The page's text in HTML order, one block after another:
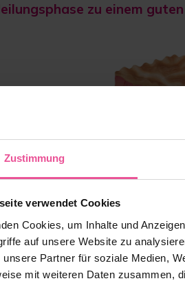
Zustimmung
verwendet Cookies
Cookies, um Inhalte und
auf unsere Website zu
unsere Partner für soziale Medien,
mit weiteren Daten zusammen,
zu einem
Kompressionswäsche
zu reduzieren .
Kompressionswäsche immer mit